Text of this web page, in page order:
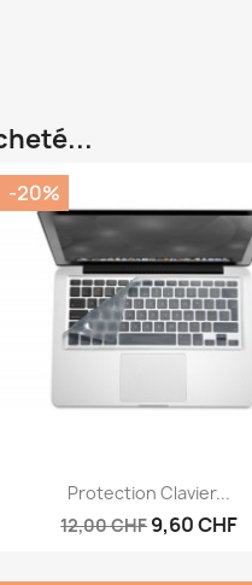
Aperçu rapide
Protection Clavier...
12,00 CHF9,60 CHF
-20%